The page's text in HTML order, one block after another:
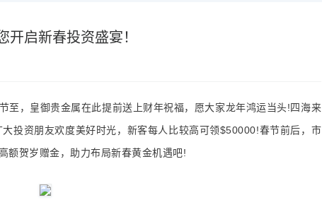
启新春投资盛宴！
至，皇御贵金属在此提前送上财年祝福，愿大家龙年鸿运当头!四海来
投资朋友欢度美好时光，新客每人比较高可领$50000!春节前后，市
额贺岁赠金，助力布局新春黄金机遇吧!